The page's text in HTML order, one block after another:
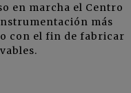
en marcha el Centro
más
con el fin de fabricar